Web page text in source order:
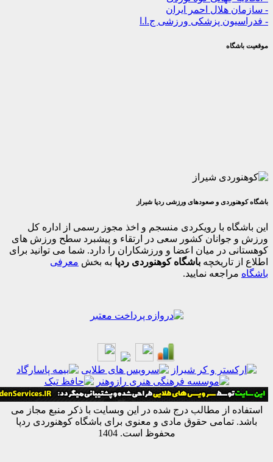
هلال احمر ایران
پزشکی ورزشی ج.ا.ا
و صعودهای ورزشی ردپا شیراز
با رویکردی منسجم و اخذ مجوز رسمی از اداره کل
کشور سعی در ارتقاء و پیشبرد سطح ورزش های
در میان اعضا و ورزشکاران را دارد. شما می توانید برای
تاریخچه باشگاه کوهنوردی ردپابه بخش معرفی
نمایید.
از مطالب درج شده در این وبسایت با ذکر منبع مجاز می
تمامی حقوق مادی و معنوی برای باشگاه کوهنوردی ردپا
محفوظ است. 1404